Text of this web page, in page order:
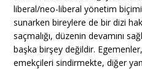
liberal/neo-liberal yönetim
sunarken bireylere de bir dizi hak
saçmalığı, düzenin devamını
başka birşey değildir.
emekçileri sindirmekte, diğer